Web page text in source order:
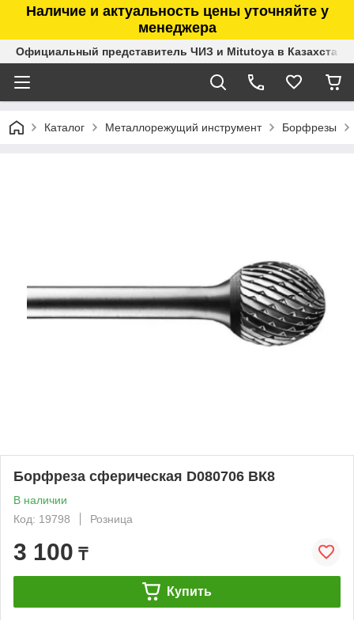
Наличие и актуальность цены уточняйте у
менеджера
Официальный представитель ЧИЗ и Mitutoya в Казахстане
Каталог Металлорежущий инструмент Борфрезы
Борфреза сферическая D080706 ВК8
В наличии
Код: 19798
Розница
3 100 ₸
Купить